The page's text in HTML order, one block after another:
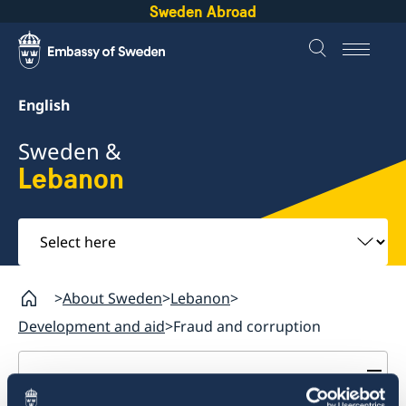
Sweden Abroad
English
Sweden &
Lebanon
Select
here
About Sweden Lebanon
Development and aid Fraud and corruption
Lebanon